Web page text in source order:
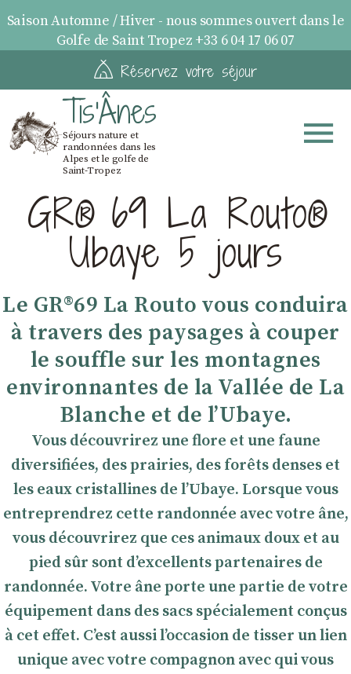
Saison Automne / Hiver - nous sommes ouvert dans le
Golfe de Saint Tropez +33 6 04 17 06 07
Réservez votre séjour
Tis'Ânes
Séjours nature et
randonnées dans les
Alpes et le golfe de
Saint-Tropez
GR® 69 La Routo®
Ubaye 5 jours
Le GR®69 La Routo vous conduira
à travers des paysages à couper
le souffle sur les montagnes
environnantes de la Vallée de La
Blanche et de l’Ubaye.
Vous découvrirez une flore et une faune
diversifiées, des prairies, des forêts denses et
les eaux cristallines de l’Ubaye. Lorsque vous
entreprendrez cette randonnée avec votre âne,
vous découvrirez que ces animaux doux et au
pied sûr sont d’excellents partenaires de
randonnée. Votre âne porte une partie de votre
équipement dans des sacs spécialement conçus
à cet effet. C’est aussi l’occasion de tisser un lien
unique avec votre compagnon avec qui vous